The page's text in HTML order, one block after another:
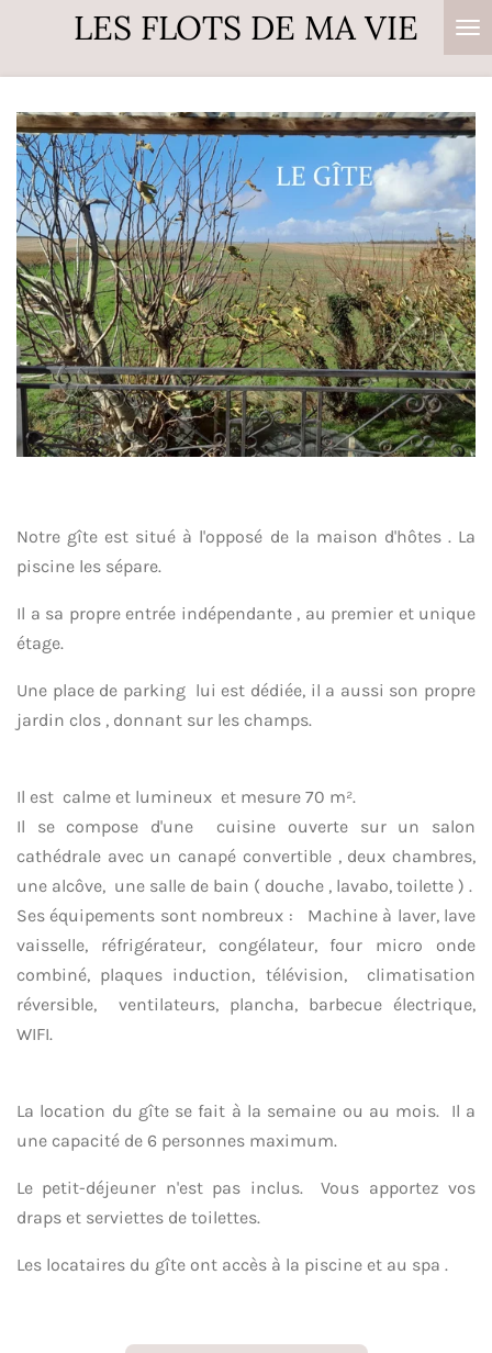
principal
LES FLOTS DE MA VIE
Notre gîte est situé à l'opposé de la maison d'hôtes . La
piscine les sépare.
Il a sa propre entrée indépendante , au premier et unique
étage.
Une place de parking lui est dédiée, il a aussi son propre
jardin clos , donnant sur les champs.
Il est calme et lumineux et mesure 70 m².
Il se compose d'une cuisine ouverte sur un salon
cathédrale avec un canapé convertible , deux chambres,
une alcôve, une salle de bain ( douche , lavabo, toilette ) .
Ses équipements sont nombreux : Machine à laver, lave
vaisselle, réfrigérateur, congélateur, four micro onde
combiné, plaques induction, télévision, climatisation
réversible, ventilateurs, plancha, barbecue électrique,
WIFI.
La location du gîte se fait à la semaine ou au mois. Il a
une capacité de 6 personnes maximum.
Le petit-déjeuner n'est pas inclus. Vous apportez vos
draps et serviettes de toilettes.
Les locataires du gîte ont accès à la piscine et au spa .